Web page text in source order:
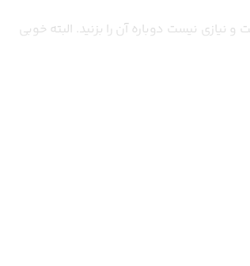
نیست دوباره آن را بزنید. البته خوبی
باکیفیت خارجی را با صرف هزینه ای معقول برای